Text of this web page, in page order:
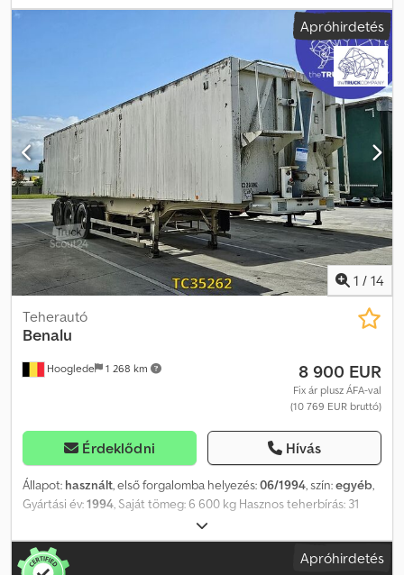
Gumiabroncs mérete: 385/65 R22.5 Crsdpfjzrbizox Agvof Fékek:
dobfékek Felfüggesztés: légrugó Hátsó tengely 1: emelőtengely;
gumiabroncs mintázat, bal oldalon: 6 mm; gumiabroncs mintázat,
jobb oldalon: 9 mm Hátsó tengely 2: gumiabroncs mintázat, bal
oldalon: 5 mm; gumiabroncs mintázat, jobb oldalon: 7 mm Hátsó
tengely 3: gumiabroncs mintázat, bal oldalon: 7 mm; gumiabroncs
mintázat, jobb oldalon: 7 mm Súlyok Üres súly: 5780 kg
Megengedett raktér: 32 220 kg Megengedett össztömeg: 38 000
kg Állapot Károk: nincsenek
Apróhirdetés
1 / 14
Hooglede 1 268 km
Teherautó
Benalu
8 900 EUR
Fix ár plusz ÁFA-val
(10 769 EUR bruttó)
Érdeklődni Hívás
Állapot: használt, első forgalomba helyezés:06/1994, szín:egyéb,
Gyártási év:1994 , Saját tömeg: 6 600 kg Hasznos teherbírás: 31
400 kg Crodpszrbibofx Agvsf Megengedett össztömeg: 38 000 kg
Sérülések: nincs
Apróhirdetés